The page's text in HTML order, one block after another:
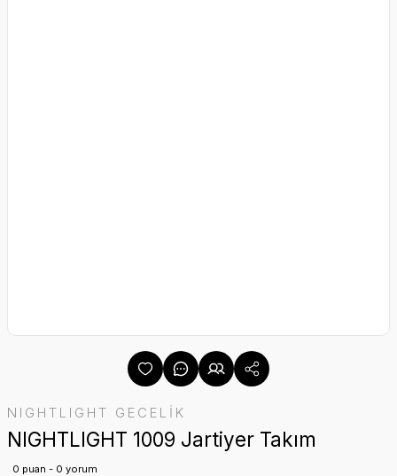
NIGHTLIGHT GECELİK
NIGHTLIGHT 1009 Jartiyer Takım
0 puan - 0 yorum